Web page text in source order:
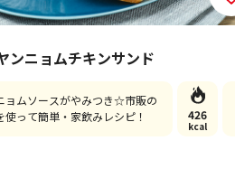
ンニョムチキンサンド
ョムソースがやみつき☆市販の
使って簡単・家飲みレシピ！
426
kcal